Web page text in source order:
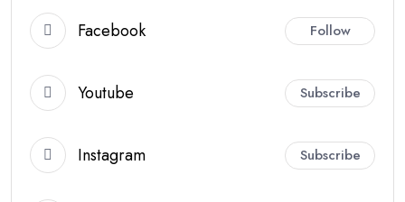
Facebook Follow
Youtube Subscribe
Instagram Subscribe